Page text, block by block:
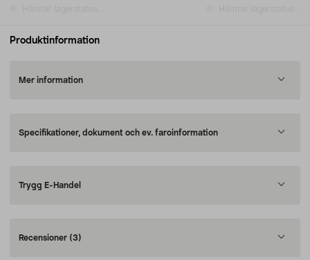
Produktinformation
Mer information
Specifikationer, dokument och ev. faroinformation
Trygg E-Handel
Recensioner (3)